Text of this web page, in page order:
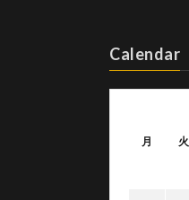
Calendar
月 火